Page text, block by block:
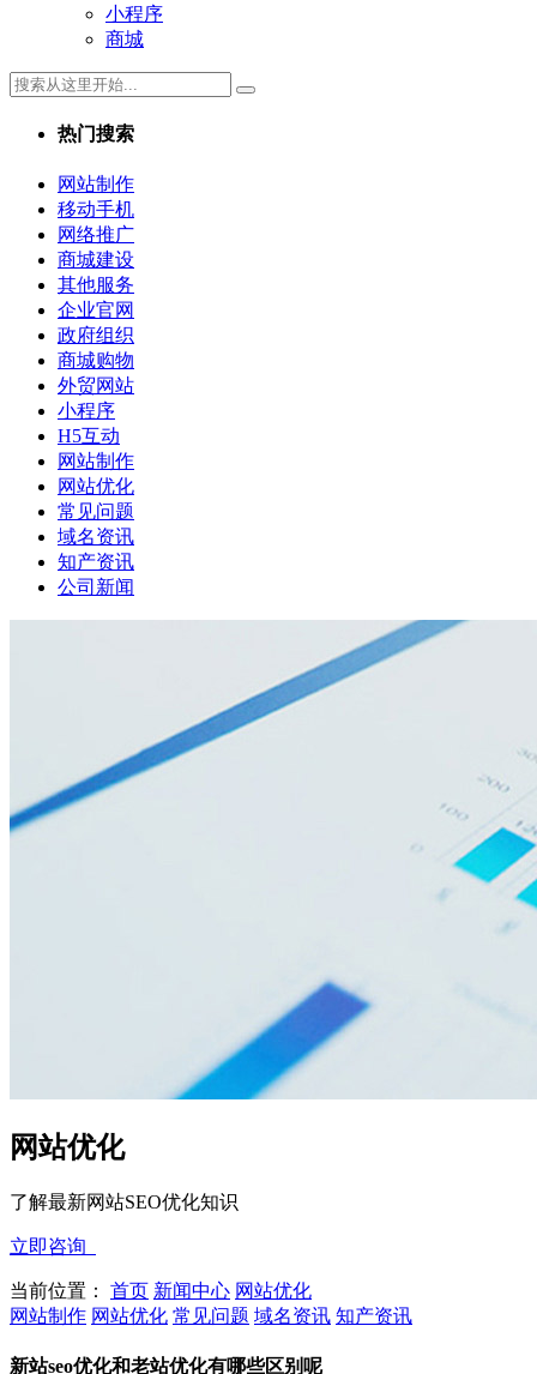
小程序
商城
热门搜索
网站制作
移动手机
网络推广
商城建设
其他服务
企业官网
政府组织
商城购物
外贸网站
小程序
H5互动
网站制作
网站优化
常见问题
域名资讯
知产资讯
公司新闻
网站优化
了解最新网站SEO优化知识
立即咨询
当前位置： 首页 新闻中心 网站优化
网站制作 网站优化 常见问题 域名资讯 知产资讯
新站seo优化和老站优化有哪些区别呢